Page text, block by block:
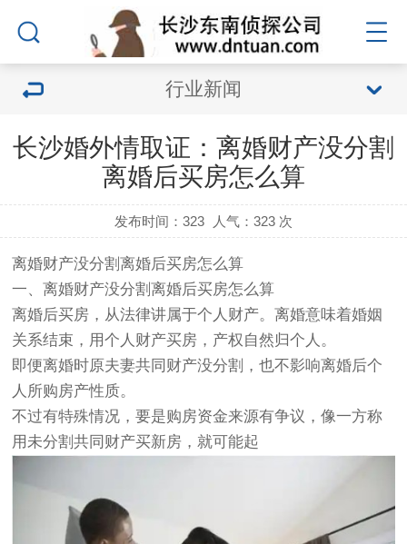
行业新闻
长沙婚外情取证：离婚财产没分割
离婚后买房怎么算
发布时间：323 人气： 323 次
离婚财产没分割离婚后买房怎么算
一、离婚财产没分割离婚后买房怎么算
离婚后买房，从法律讲属于个人财产。离婚意味着婚姻
关系结束，用个人财产买房，产权自然归个人。
即便离婚时原夫妻共同财产没分割，也不影响离婚后个
人所购房产性质。
不过有特殊情况，要是购房资金来源有争议，像一方称
用未分割共同财产买新房，就可能起